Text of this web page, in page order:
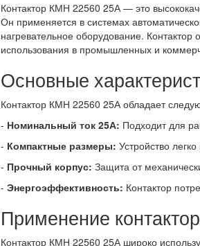
Контактор КМН 22560 25А — это
Он применяется в системах
нагревательное оборудование. Контактор
использования в промышленных и
Основные
Контактор КМН 22560 25А обладает
- Номинальный ток 25А: Подходит для
- Компактные размеры: Устройство
- Прочный корпус: Защита от
- Энергоэффективность: Контактор
Применение
Контактор КМН 22560 25А широко